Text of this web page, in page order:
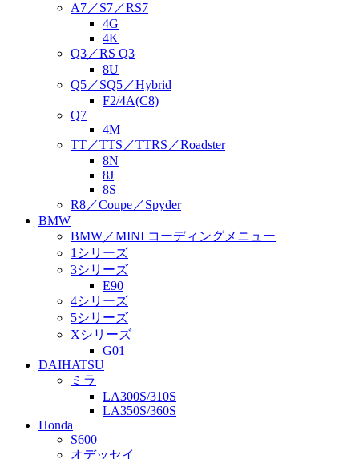
A7／S7／RS7
4G
4K
Q3／RS Q3
8U
Q5／SQ5／Hybrid
F2/4A(C8)
Q7
4M
TT／TTS／TTRS／Roadster
8N
8J
8S
R8／Coupe／Spyder
BMW
BMW／MINI コーディングメニュー
1シリーズ
3シリーズ
E90
4シリーズ
5シリーズ
Xシリーズ
G01
DAIHATSU
ミラ
LA300S/310S
LA350S/360S
Honda
S600
オデッセイ